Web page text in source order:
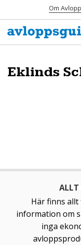
Om
Eklinds
ALLT
Här finns
information om
inga